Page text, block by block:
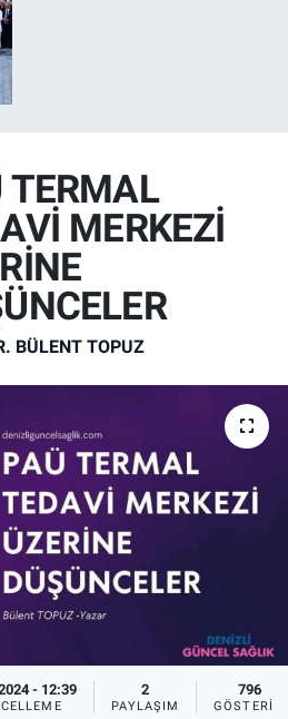
TERMAL
MERKEZİ
BÜLENT TOPUZ
- 12:39 2
PAYLAŞIM
796
GÖSTERIM